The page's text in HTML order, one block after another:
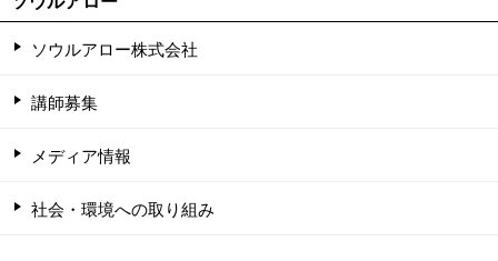
ソウルアロー株式会社
講師募集
メディア情報
社会・環境への取り組み